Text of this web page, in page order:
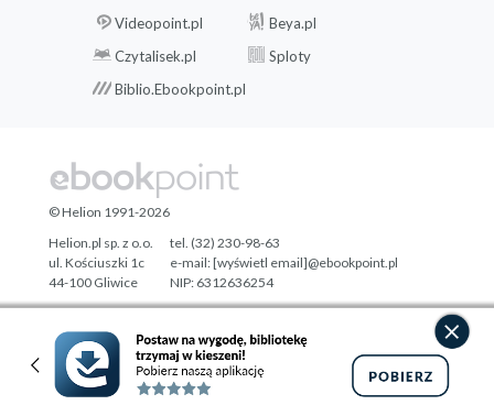
Videopoint.pl
Beya.pl
Czytalisek.pl
Sploty
Biblio.Ebookpoint.pl
Designed with ♥ byTonik.pl
© Helion 1991-2026
Helion.pl sp. z o.o.
ul. Kościuszki 1c
44-100 Gliwice
tel. (32) 230-98-63
e-mail:[wyświetl email]@ebookpoint.pl
NIP: 6312636254
Regon: 241989027
Pełna wersja strony »